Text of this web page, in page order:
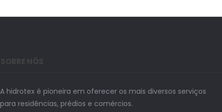
A hidrotex é pioneira em oferecer os mais diversos serviços
para residências, prédios e comércios.